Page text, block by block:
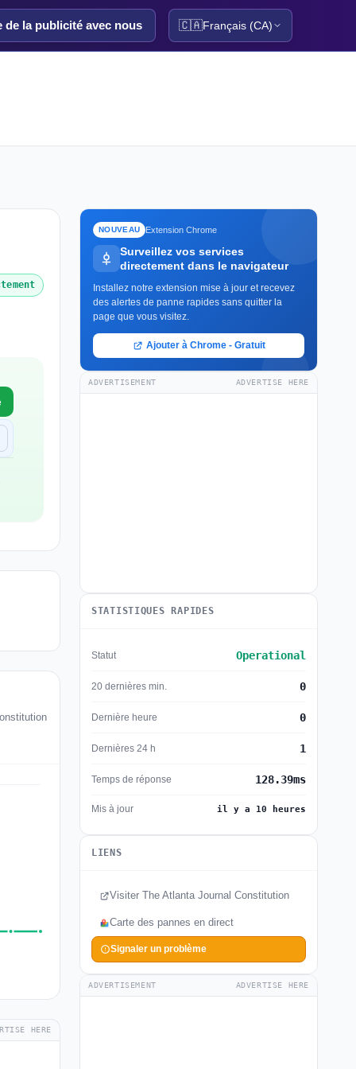
de la publicité avec nous 🇨🇦Français (CA)
HERE
NOUVEAU Extension Chrome
Surveillez vos services
directement dans le navigateur
Installez notre extension mise à jour et recevez
des alertes de panne rapides sans quitter la
page que vous visitez.
Ajouter à Chrome - Gratuit
ADVERTISEMENT ADVERTISE HERE
STATISTIQUES RAPIDES
Statut Operational
20 dernières min. 0
Dernière heure 0
Dernières 24 h 1
Temps de réponse 128.39ms
Mis à jour il y a 10 heures
LIENS
Visiter The Atlanta Journal Constitution
Carte des pannes en direct
Signaler un problème
ADVERTISEMENT ADVERTISE HERE